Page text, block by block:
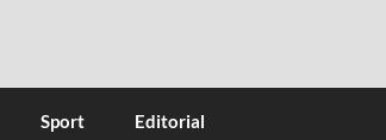
Sport Editorial